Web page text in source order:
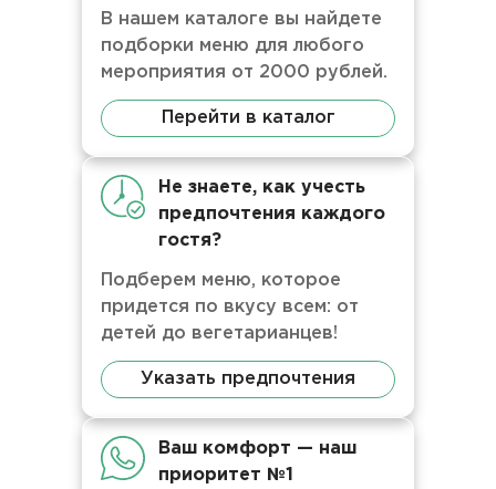
В нашем каталоге вы найдете
подборки меню для любого
мероприятия от 2000 рублей.
Перейти в каталог
Не знаете, как учесть
предпочтения каждого
гостя?
Подберем меню, которое
придется по вкусу всем: от
детей до вегетарианцев!
Указать предпочтения
Ваш комфорт — наш
приоритет №1